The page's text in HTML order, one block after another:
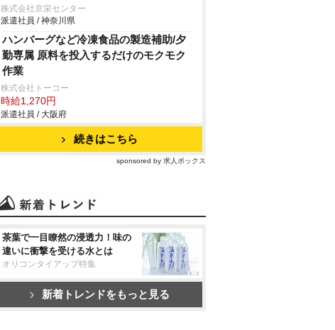
げ・手作業やエアドライバーを使用し
ての車用シートの組付け・製品の検査
作業/即入寮/製造・工場
株式会社京栄センター
派遣社員 / 神奈川県
ハンバーグなど冷凍食品の製造補助/夕
勤専属 原料を投入するだけのモクモク
作業
株式会社トーコー
時給1,270円
派遣社員 / 大阪府
続きはこちら
sponsored by 求人ボックス
茶葉で一目瞭然の浸透力！味の
違いに衝撃を受ける水とは
オリコンタイアップ特集
新着トレンドをもっと見る